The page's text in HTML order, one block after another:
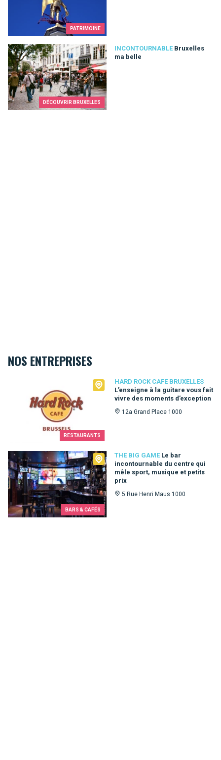
PATRIMOINE
DÉCOUVRIR BRUXELLES
INCONTOURNABLE Bruxelles
ma belle
Bruxelles ma belle
NOS ENTREPRISES
RESTAURANTS
HARD ROCK CAFE BRUXELLES
L’enseigne à la guitare vous fait
vivre des moments d’exception
12a Grand Place 1000
Hard Rock Cafe Bruxelles
BARS & CAFÉS
THE BIG GAME Le bar
incontournable du centre qui
mêle sport, musique et petits
prix
5 Rue Henri Maus 1000
The Big Game